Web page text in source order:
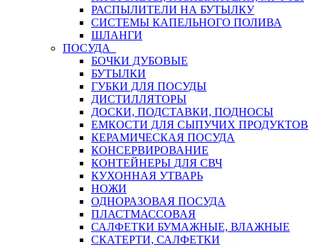
РАСПЫЛИТЕЛИ НА БУТЫЛКУ
СИСТЕМЫ КАПЕЛЬНОГО ПОЛИВА
ШЛАНГИ
ПОСУДА
БОЧКИ ДУБОВЫЕ
БУТЫЛКИ
ГУБКИ ДЛЯ ПОСУДЫ
ДИСТИЛЛЯТОРЫ
ДОСКИ, ПОДСТАВКИ, ПОДНОСЫ
ЕМКОСТИ ДЛЯ СЫПУЧИХ ПРОДУКТОВ
КЕРАМИЧЕСКАЯ ПОСУДА
КОНСЕРВИРОВАНИЕ
КОНТЕЙНЕРЫ ДЛЯ СВЧ
КУХОННАЯ УТВАРЬ
НОЖИ
ОДНОРАЗОВАЯ ПОСУДА
ПЛАСТМАССОВАЯ
САЛФЕТКИ БУМАЖНЫЕ, ВЛАЖНЫЕ
СКАТЕРТИ, САЛФЕТКИ